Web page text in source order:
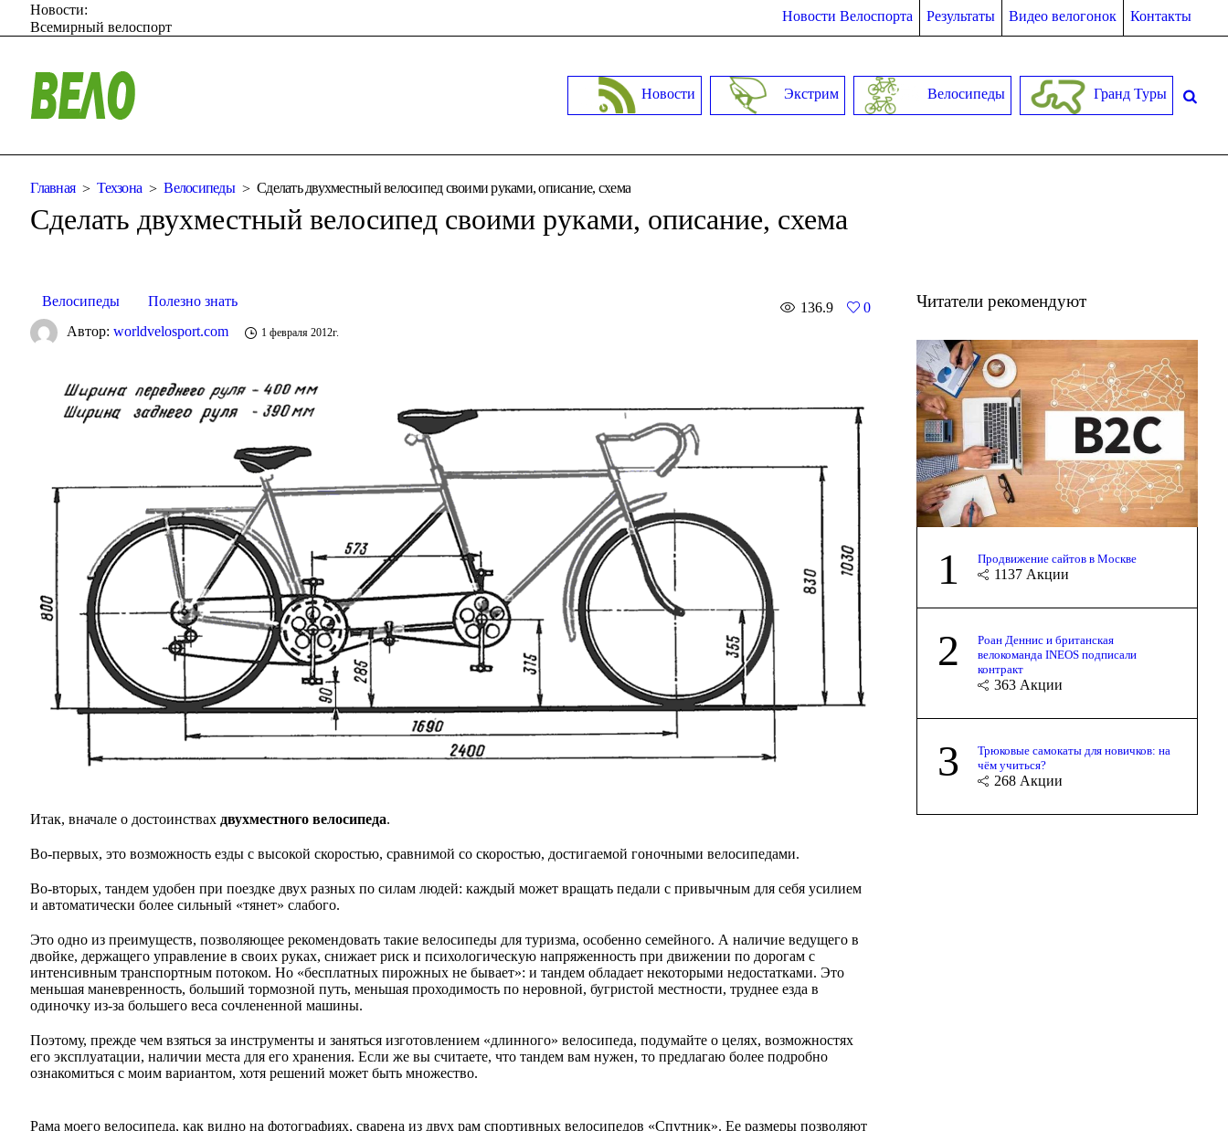
Новости Велоспорта Результаты Видео велогонок Контакты
Новости:
Всемирный велоспорт
Новости Экстрим Велосипеды Гранд Туры
Главная Техзона Велосипеды Сделать двухместный велосипед своими руками, описание, схема
Сделать двухместный велосипед своими руками, описание, схема
Велосипеды Полезно знать 136.9
0
Автор:worldvelosport.com 1 февраля 2012г.
Итак, вначале о достоинствах двухместного велосипеда.
Во-первых, это возможность езды с высокой скоростью, сравнимой со скоростью, достигаемой гоночными велосипедами.
Во-вторых, тандем удобен при поездке двух разных по силам людей: каждый может вращать педали с привычным для себя усилием
и автоматически более сильный «тянет» слабого.
Это одно из преимуществ, позволяющее рекомендовать такие велосипеды для туризма, особенно семейного. А наличие ведущего в
двойке, держащего управление в своих руках, снижает риск и психологическую напряженность при движении по дорогам с
интенсивным транспортным потоком. Но «бесплатных пирожных не бывает»: и тандем обладает некоторыми недостатками. Это
меньшая маневренность, больший тормозной путь, меньшая проходимость по неровной, бугристой местности, труднее езда в
одиночку из-за большего веса сочлененной машины.
Поэтому, прежде чем взяться за инструменты и заняться изготовлением «длинного» велосипеда, подумайте о целях, возможностях
его эксплуатации, наличии места для его хранения. Если же вы считаете, что тандем вам нужен, то предлагаю более подробно
ознакомиться с моим вариантом, хотя решений может быть множество.
Рама моего велосипеда, как видно на фотографиях, сварена из двух рам спортивных велосипедов «Спутник». Ее размеры позволяют
Читатели рекомендуют
1 Продвижение сайтов в Москве
1137 Акции
2
Роан Деннис и британская
велокоманда INEOS подписали
контракт
363 Акции
3
Трюковые самокаты для новичков: на
чём учиться?
268 Акции